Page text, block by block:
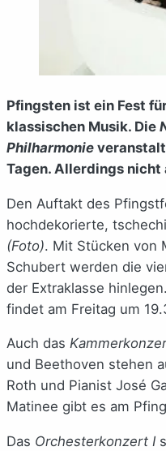
Pfingsten ist ein Fest
klassischen Musik. Die
Philharmonie
Tagen. Allerdings nicht
Den Auftakt des
hochdekorierte,
(Foto). Mit Stücken von
Schubert werden die
der Extraklasse
findet am Freitag um
Auch das
und Beethoven stehen
Roth und Pianist José
Matinee gibt es am
Das Orchesterkonzert I